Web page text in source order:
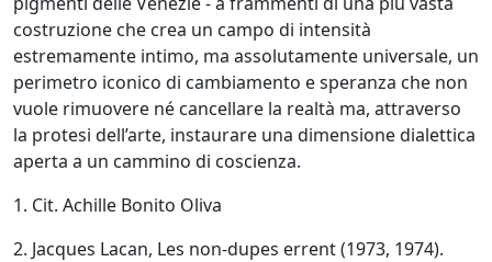
costruzione che crea un campo di intensità
estremamente intimo, ma assolutamente universale, un
perimetro iconico di cambiamento e speranza che non
vuole rimuovere né cancellare la realtà ma, attraverso
la protesi dell’arte, instaurare una dimensione dialettica
aperta a un cammino di coscienza.
1. Cit. Achille Bonito Oliva
2. Jacques Lacan, Les non-dupes errent (1973, 1974).